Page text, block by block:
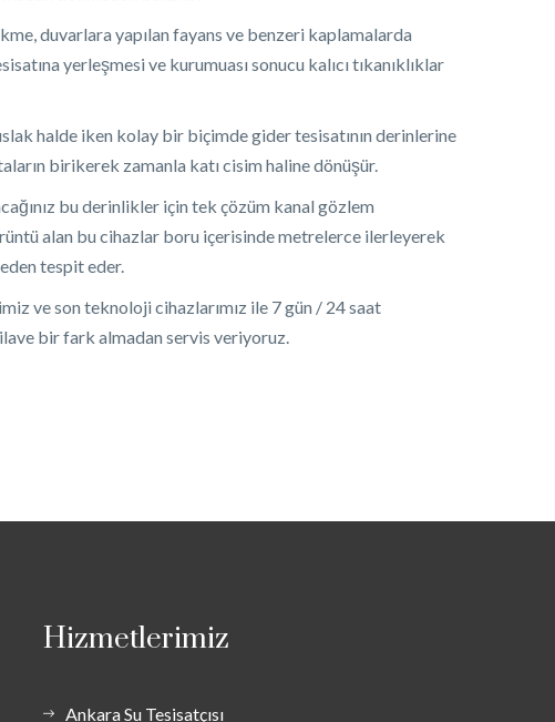
duvarlara yapılan fayans ve benzeri kaplamalarda
yerleşmesi ve kurumuası sonucu kalıcı tıkanıklıklar
halde iken kolay bir biçimde gider tesisatının derinlerine
birikerek zamanla katı cisim haline dönüşür.
bu derinlikler için tek çözüm kanal gözlem
alan bu cihazlar boru içerisinde metrelerce ilerleyerek
tespit eder.
ve son teknoloji cihazlarımız ile 7 gün / 24 saat
ilave bir fark almadan servis veriyoruz.
Hizmetlerimiz
Ankara Su Tesisatçısı